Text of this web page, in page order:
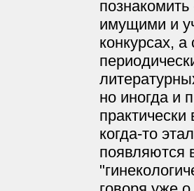
имущими и
конкурсах,
но иногда и
когда-то
появляются